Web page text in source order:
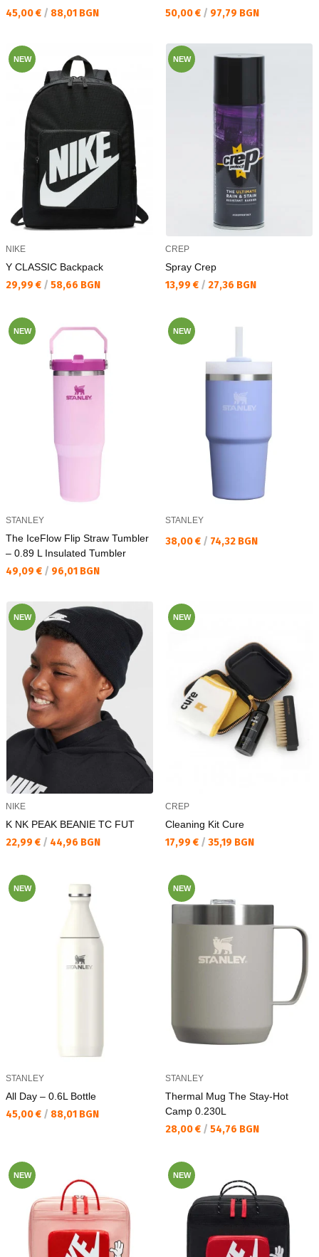
Текуща цена:
45,00 € / 88,01 BGN Текуща цена:
50,00 € / 97,79 BGN
NEW
NIKE
Y CLASSIC Backpack
Текуща цена:
29,99 € / 58,66 BGN
NEW
CREP
Spray Crep
Текуща цена:
13,99 € / 27,36 BGN
NEW
STANLEY
The IceFlow Flip Straw Tumbler
– 0.89 L Insulated Tumbler
Текуща цена:
49,09 € / 96,01 BGN
NEW
STANLEY
Текуща цена:
38,00 € / 74,32 BGN
NEW
NIKE
K NK PEAK BEANIE TC FUT
Текуща цена:
22,99 € / 44,96 BGN
NEW
CREP
Cleaning Kit Cure
Текуща цена:
17,99 € / 35,19 BGN
NEW
STANLEY
All Day – 0.6L Bottle
Текуща цена:
45,00 € / 88,01 BGN
NEW
STANLEY
Thermal Mug The Stay-Hot
Camp 0.230L
Текуща цена:
28,00 € / 54,76 BGN
NEW NEW